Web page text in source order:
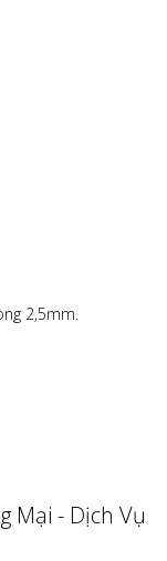
2,5mm.
Mại - Dịch Vụ